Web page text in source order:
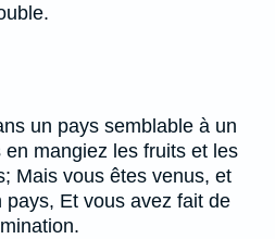
un pays semblable à un
mangiez les fruits et les
Mais vous êtes venus, et
Et vous avez fait de